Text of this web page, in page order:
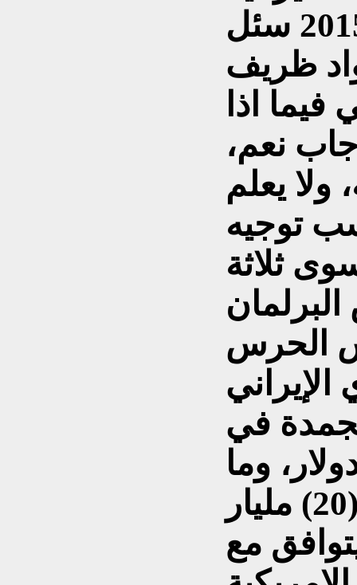
ففي اتفاق النووي عام 2015 سئل
ظريف
فيما اذا
نعم،
يعلم
توجيه
ثلاثة
الحرس
في
مليار دولار، وما
سيتم الافراج عنه هو (20) مليار
مع